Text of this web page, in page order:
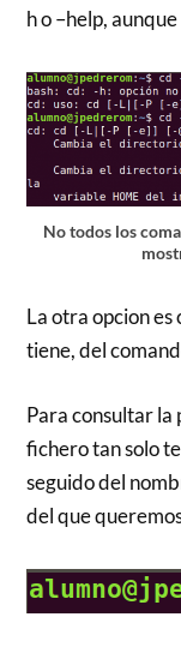
h o –help,
No todos los
La otra opcion es
tiene, del
Para consultar la
fichero tan solo
seguido del
del que